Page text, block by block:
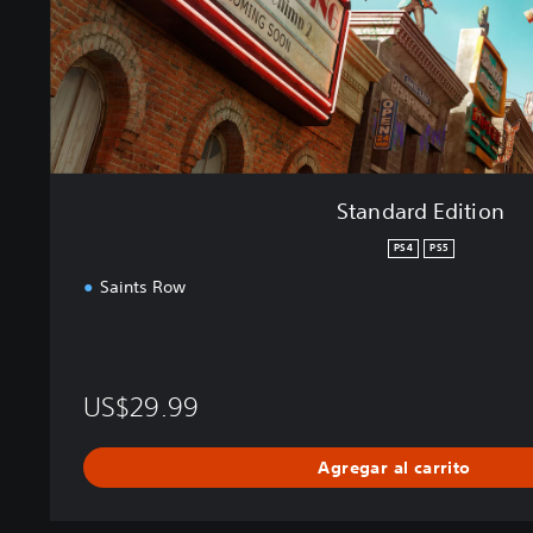
i
t
i
o
Standard Edition
PS4 PS5
Saints Row
US$29.99
Agregar al carrito